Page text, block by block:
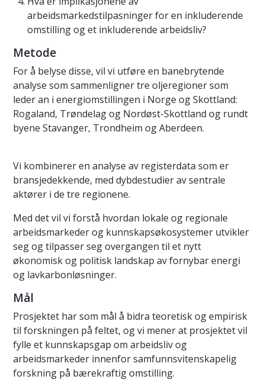
arbeidsmarkedstilpasninger for en inkluderende
omstilling og et inkluderende arbeidsliv?
Metode
For å belyse disse, vil vi utføre en banebrytende
analyse som sammenligner tre oljeregioner som
leder an i energiomstillingen i Norge og Skottland:
Rogaland, Trøndelag og Nordøst-Skottland og rundt
byene Stavanger, Trondheim og Aberdeen.
Vi kombinerer en analyse av registerdata som er
bransjedekkende, med dybdestudier av sentrale
aktører i de tre regionene.
Med det vil vi forstå hvordan lokale og regionale
arbeidsmarkeder og kunnskapsøkosystemer utvikler
seg og tilpasser seg overgangen til et nytt
økonomisk og politisk landskap av fornybar energi
og lavkarbonløsninger.
Mål
Prosjektet har som mål å bidra teoretisk og empirisk
til forskningen på feltet, og vi mener at prosjektet vil
fylle et kunnskapsgap om arbeidsliv og
arbeidsmarkeder innenfor samfunnsvitenskapelig
forskning på bærekraftig omstilling.